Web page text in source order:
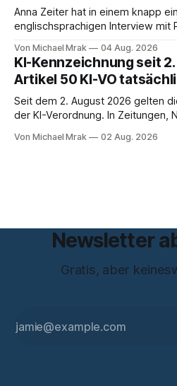
Anna Zeiter hat in einem knapp
englischsprachigen Interview mit
über zehn Jahre
zum Thema Meinungsfreiheit
inhaltlich dichter als die meisten
und beantwortet einige Fragen,
Von Michael Mrak 04 Aug. 2026
KI-Kennzeichnung seit
Artikel 50 KI-VO
Seit dem 2. August 2026 gelten
der KI-Verordnung. In Zeitungen,
trotzdem falsch ist: Ab jetzt
Von Michael Mrak 02 Aug. 2026
Newsletter
Gratis, aber